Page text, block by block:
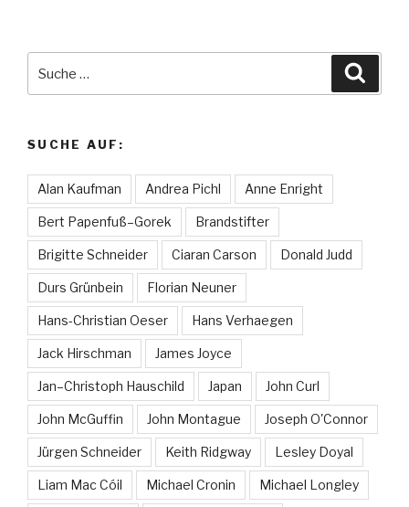
SUCHE AUF:
Alan Kaufman Andrea Pichl Anne Enright
Bert Papenfuß–Gorek Brandstifter
Brigitte Schneider Ciaran Carson Donald Judd
Durs Grünbein Florian Neuner
Hans-Christian Oeser Hans Verhaegen
Jack Hirschman James Joyce
Jan–Christoph Hauschild Japan John Curl
John McGuffin John Montague Joseph O'Connor
Jürgen Schneider Keith Ridgway Lesley Doyal
Liam Mac Cóil Michael Cronin Michael Longley